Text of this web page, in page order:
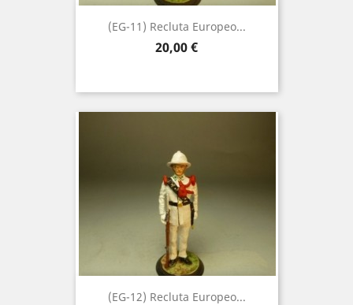
(EG-11) Recluta Europeo...
Precio
20,00 €
(EG-12) Recluta Europeo...